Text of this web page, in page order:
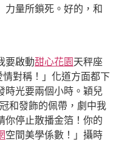
力量所鎖死。好的，和
要啟動甜心花園天秤座
情對稱！」化道方面都下
時光要兩個小時。穎兒
和發飾的佩帶，劇中我
你停止散播金箔！你的
空間美學係數！」攝時